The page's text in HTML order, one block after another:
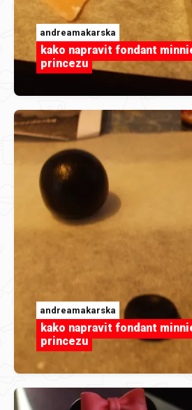
andreamakarska
kako napravit fondant
princezu
andreamakarska
kako napravit fondant
princezu